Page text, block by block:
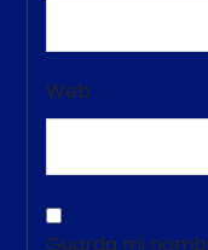
Web
Guarda mi